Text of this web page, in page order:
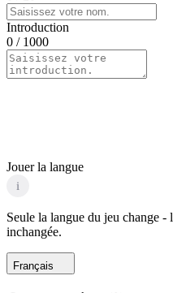
Introduction
0 / 1000
Jouer la langue
i
Seule la langue du jeu change -
inchangée.
Français